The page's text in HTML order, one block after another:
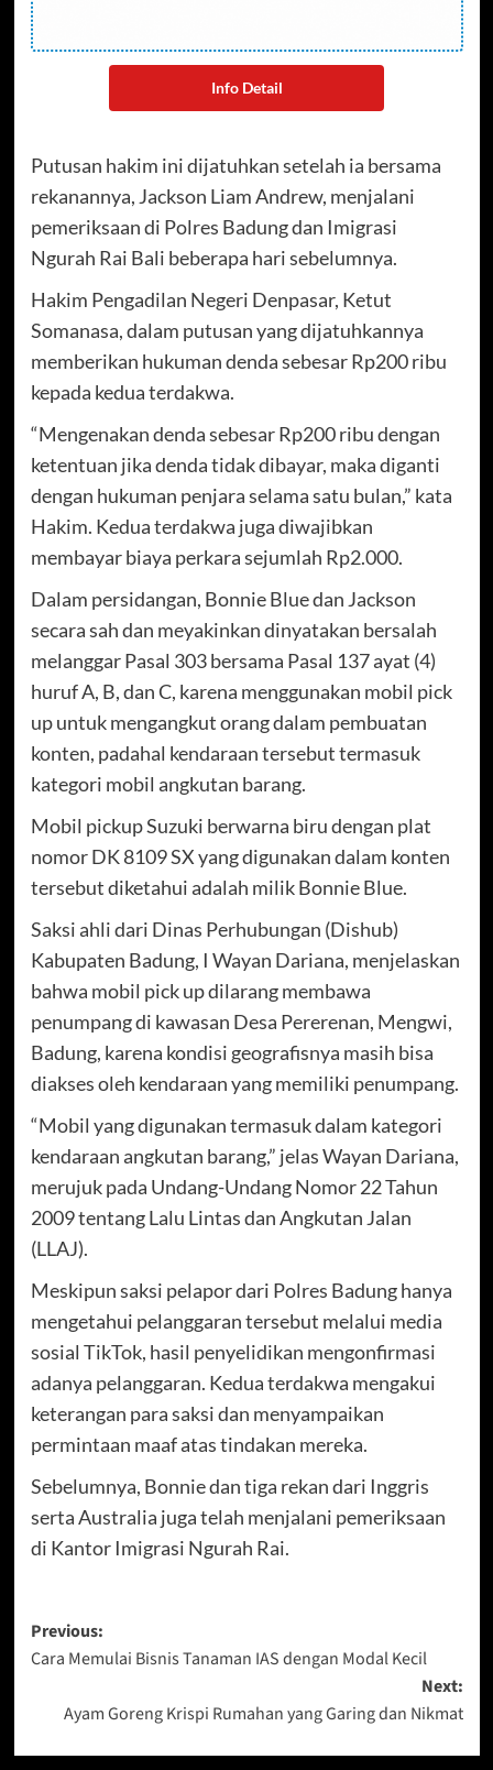
Info Detail
Putusan hakim ini dijatuhkan setelah ia bersama
rekanannya, Jackson Liam Andrew, menjalani
pemeriksaan di Polres Badung dan Imigrasi
Ngurah Rai Bali beberapa hari sebelumnya.
Hakim Pengadilan Negeri Denpasar, Ketut
Somanasa, dalam putusan yang dijatuhkannya
memberikan hukuman denda sebesar Rp200 ribu
kepada kedua terdakwa.
“Mengenakan denda sebesar Rp200 ribu dengan
ketentuan jika denda tidak dibayar, maka diganti
dengan hukuman penjara selama satu bulan,” kata
Hakim. Kedua terdakwa juga diwajibkan
membayar biaya perkara sejumlah Rp2.000.
Dalam persidangan, Bonnie Blue dan Jackson
secara sah dan meyakinkan dinyatakan bersalah
melanggar Pasal 303 bersama Pasal 137 ayat (4)
huruf A, B, dan C, karena menggunakan mobil pick
up untuk mengangkut orang dalam pembuatan
konten, padahal kendaraan tersebut termasuk
kategori mobil angkutan barang.
Mobil pickup Suzuki berwarna biru dengan plat
nomor DK 8109 SX yang digunakan dalam konten
tersebut diketahui adalah milik Bonnie Blue.
Saksi ahli dari Dinas Perhubungan (Dishub)
Kabupaten Badung, I Wayan Dariana, menjelaskan
bahwa mobil pick up dilarang membawa
penumpang di kawasan Desa Pererenan, Mengwi,
Badung, karena kondisi geografisnya masih bisa
diakses oleh kendaraan yang memiliki penumpang.
“Mobil yang digunakan termasuk dalam kategori
kendaraan angkutan barang,” jelas Wayan Dariana,
merujuk pada Undang-Undang Nomor 22 Tahun
2009 tentang Lalu Lintas dan Angkutan Jalan
(LLAJ).
Meskipun saksi pelapor dari Polres Badung hanya
mengetahui pelanggaran tersebut melalui media
sosial TikTok, hasil penyelidikan mengonfirmasi
adanya pelanggaran. Kedua terdakwa mengakui
keterangan para saksi dan menyampaikan
permintaan maaf atas tindakan mereka.
Sebelumnya, Bonnie dan tiga rekan dari Inggris
serta Australia juga telah menjalani pemeriksaan
di Kantor Imigrasi Ngurah Rai.
Post
navigation
Previous:
Cara Memulai Bisnis Tanaman IAS dengan Modal Kecil
Next:
Ayam Goreng Krispi Rumahan yang Garing dan Nikmat